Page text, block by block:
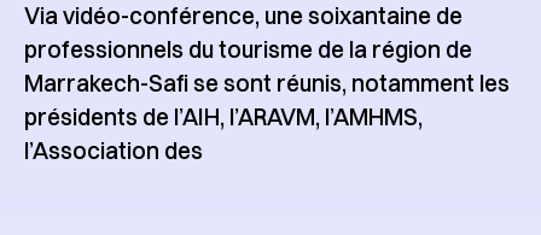
Via vidéo-conférence, une soixantaine de
professionnels du tourisme de la région de
Marrakech-Safi se sont réunis, notamment les
présidents de l’AIH, l’ARAVM, l’AMHMS,
l’Association des